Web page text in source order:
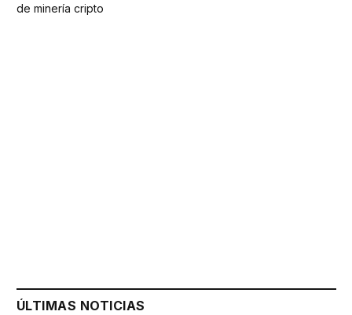
de minería cripto
ÚLTIMAS NOTICIAS